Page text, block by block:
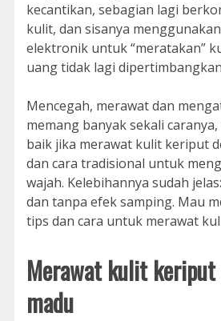
kecantikan, sebagian lagi
kulit, dan sisanya
elektronik untuk “meratakan”
uang tidak lagi
Mencegah, merawat dan
memang banyak sekali
baik jika merawat kulit keriput
dan cara tradisional untuk
wajah. Kelebihannya sudah
dan tanpa efek samping. Mau
tips dan cara untuk merawat
Merawat kulit keriput
madu